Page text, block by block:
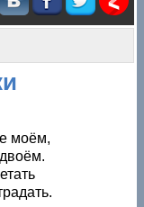
моём,